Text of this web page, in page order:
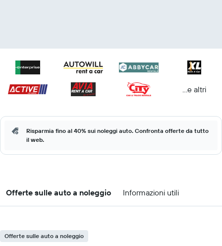
...e altri
Risparmia fino al 40% sui noleggi auto. Confronta offerte da tutto
il web.
Offerte sulle auto a noleggio Informazioni utili
Offerte sulle auto a noleggio